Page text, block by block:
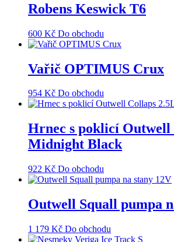
Robens Keswick T6
600 Kč Do obchodu
Vařič OPTIMUS Crux
954 Kč Do obchodu
Hrnec s poklicí Outwell
Midnight Black
922 Kč Do obchodu
Outwell Squall pumpa
1 179 Kč Do obchodu